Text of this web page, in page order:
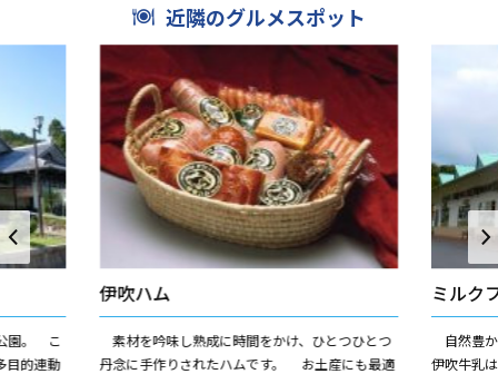
近隣のグルメスポット
園。 こ
目的連動
伊吹ハム
素材を吟味し熟成に時間をかけ、ひとつひとつ
丹念に手作りされたハムです。 お土産にも最適
ミルク
自然豊
伊吹牛乳